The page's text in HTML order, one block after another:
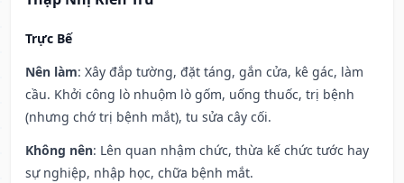
Trực Bế
Nên làm: Xây đắp tường, đặt táng, gắn cửa, kê gác, làm
cầu. Khởi công lò nhuộm lò gốm, uống thuốc, trị bệnh
(nhưng chớ trị bệnh mắt), tu sửa cây cối.
Không nên: Lên quan nhậm chức, thừa kế chức tước hay
sự nghiệp, nhập học, chữa bệnh mắt.